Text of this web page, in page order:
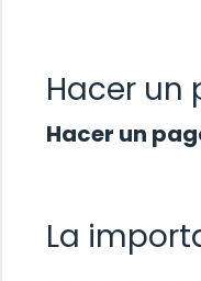
Hacer un
Hacer un
La